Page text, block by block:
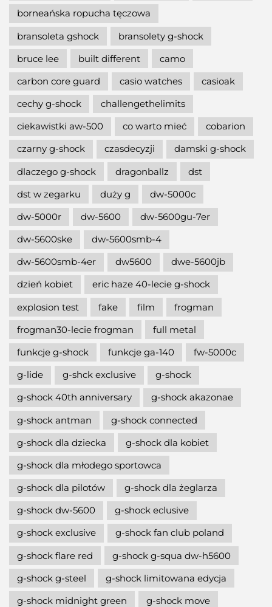
borneańska ropucha tęczowa
bransoleta gshock
bransolety g-shock
bruce lee
built different
camo
carbon core guard
casio watches
casioak
cechy g-shock
challengethelimits
ciekawistki aw-500
co warto mieć
cobarion
czarny g-shock
czasdecyzji
damski g-shock
dlaczego g-shock
dragonballz
dst
dst w zegarku
duży g
dw-5000c
dw-5000r
dw-5600
dw-5600gu-7er
dw-5600ske
dw-5600smb-4
dw-5600smb-4er
dw5600
dwe-5600jb
dzień kobiet
eric haze 40-lecie g-shock
explosion test
fake film
frogman
frogman30-lecie frogman
full metal
funkcje g-shock
funkcje ga-140
fw-5000c
g-lide
g-shck exclusive
g-shock
g-shock 40th anniversary
g-shock akazonae
g-shock antman
g-shock connected
g-shock dla dziecka
g-shock dla kobiet
g-shock dla młodego sportowca
g-shock dla pilotów
g-shock dla żeglarza
g-shock dw-5600
g-shock eclusive
g-shock exclusive
g-shock fan club poland
g-shock flare red
g-shock g-squa dw-h5600
g-shock g-steel
g-shock limitowana edycja
g-shock midnight green
g-shock move